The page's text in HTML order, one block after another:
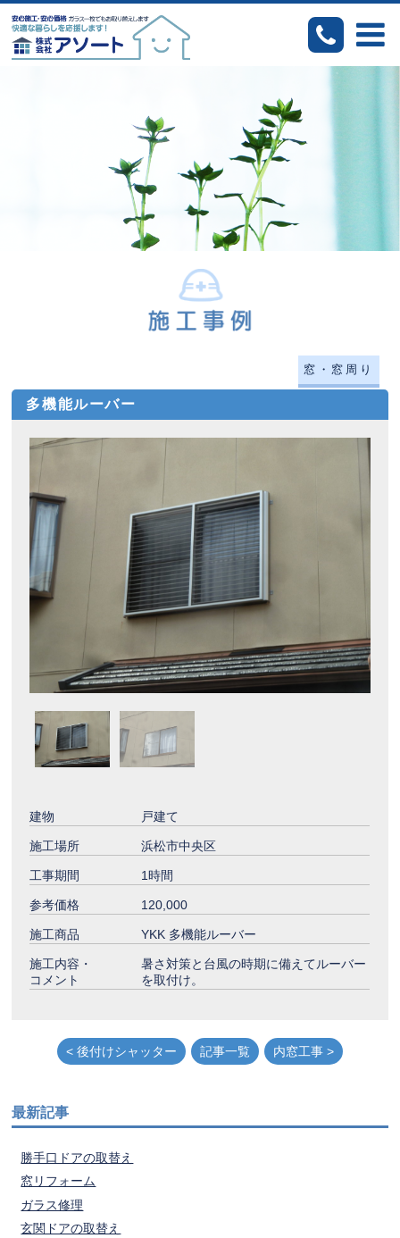
多機能ルーバー
窓・窓周り
建物 戸建て
施工場所 浜松市中央区
工事期間 1時間
参考価格 120,000
施工商品 YKK 多機能ルーバー
施工内容・
コメント
暑さ対策と台風の時期に備えてルーバー
を取付け。
< 後付けシャッター 記事一覧 内窓工事 >
最新記事
勝手口ドアの取替え
窓リフォーム
ガラス修理
玄関ドアの取替え